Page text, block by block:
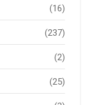
(16)
(237)
(2)
(25)